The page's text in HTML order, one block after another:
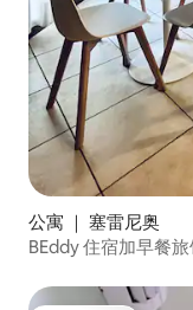
公寓 ｜ 塞雷尼奥
BEddy 住宿加早餐